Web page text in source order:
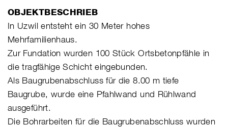
OBJEKTBESCHRIEB
In Uzwil entsteht ein 30 Meter hohes
Mehrfamilienhaus.
Zur Fundation wurden 100 Stück Ortsbetonpfähle in
die tragfähige Schicht eingebunden.
Als Baugrubenabschluss für die 8.00 m tiefe
Baugrube, wurde eine Pfahlwand und Rühlwand
ausgeführt.
Die Bohrarbeiten für die Baugrubenabschluss wurden